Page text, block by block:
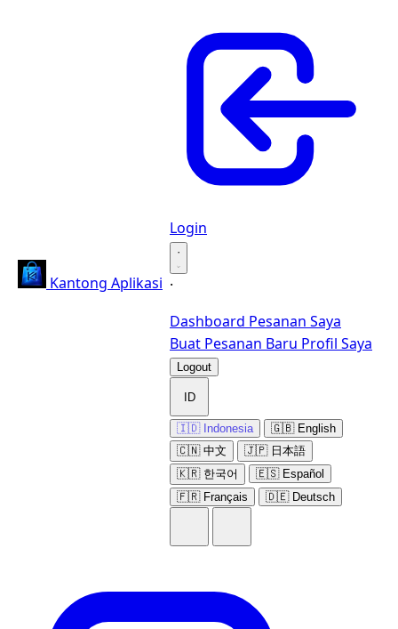
Kantong Aplikasi
Login
·
·
Dashboard Pesanan Saya
Buat Pesanan Baru Profil Saya
Logout
ID
🇮🇩 Indonesia
🇬🇧 English
🇨🇳 中文
🇯🇵 日本語
🇰🇷 한국어
🇪🇸 Español
🇫🇷 Français
🇩🇪 Deutsch